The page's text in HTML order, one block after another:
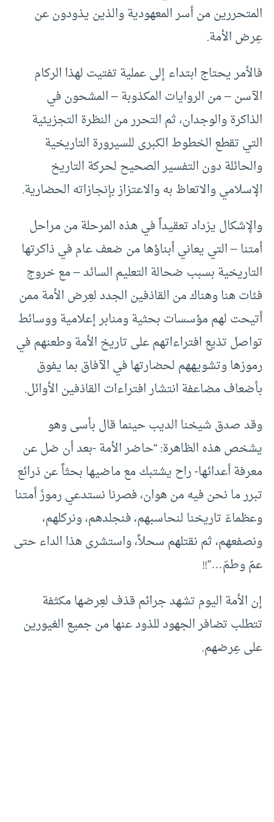
المتحررين من أسر المعهودية والذين يذودون عن
عِرض الأمة.
فالأمر يحتاج ابتداء إلى عملية تفتيت لهذا الركام
الآسن – من الروايات المكذوبة – المشحون في
الذاكرة والوجدان، ثم التحرر من النظرة التجزيئية
التي تقطع الخطوط الكبرى للسيرورة التاريخية
والحائلة دون التفسير الصحيح لحركة التاريخ
الإسلامي والاتعاظ به والاعتزاز بإنجازاته الحضارية.
والإشكال يزداد تعقيداً في هذه المرحلة من مراحل
أمتنا – التي يعاني أبناؤها من ضعف عام في ذاكرتها
التاريخية بسبب ضحالة التعليم السائد – مع خروج
فئات هنا وهناك من القاذفين الجدد لعِرض الأمة ممن
أتيحت لهم مؤسسات بحثية ومنابر إعلامية ووسائط
تواصل تذيع افتراءاتهم على تاريخ الأمة وطعنهم في
رموزها وتشويههم لحضارتها في الآفاق بما يفوق
بأضعاف مضاعفة انتشار افتراءات القاذفين الأوائل.
وقد صدق شيخنا الديب حينما قال بأسى وهو
يشخص هذه الظاهرة: “حاضر الأمة -بعد أن ضل عن
معرفة أعدائها- راح يشتبك مع ماضيها بحثاً عن ذرائع
تبرر ما نحن فيه من هوان، فصرنا نستدعي رموزَ أمتنا
وعظماءَ تاريخنا لنحاسبهم، فنجلدهم، ونركلهم،
ونصفعهم، ثم نقتلهم سحلاً، واستشرى هذا الداء حتى
عمّ وطمّ…”!!
إن الأمة اليوم تشهد جرائم قذف لعِرضها مكثفة
تتطلب تضافر الجهود للذود عنها من جميع الغيورين
على عِرضهم.